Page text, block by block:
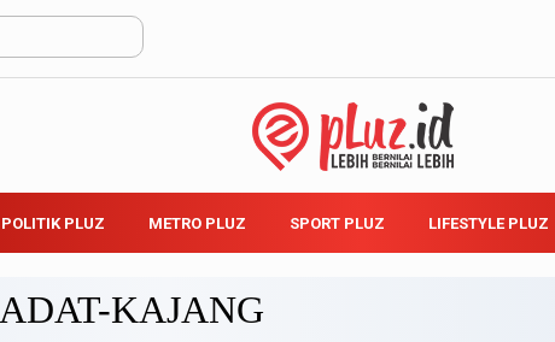
POLITIK PLUZ METRO PLUZ SPORT PLUZ LIFESTYLE PLUZ
ADAT-KAJANG